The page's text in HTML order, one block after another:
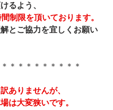
るよう、
制限を頂いております。
とご協力を宜しくお願い
＊＊＊＊＊＊＊＊＊
ありませんが、
は大変狭いです。